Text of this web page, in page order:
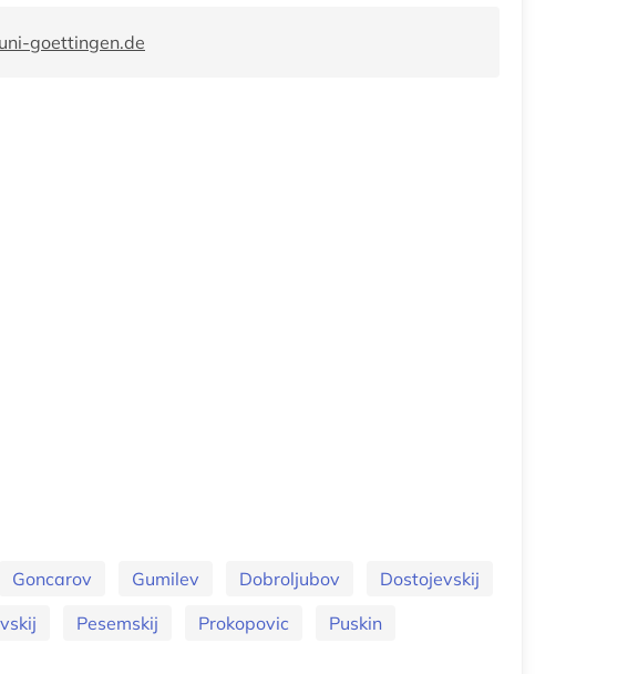
goettingen.de
Goncarov Gumilev Dobroljubov
Dostojevskij
Pesemskij Prokopovic
Puskin